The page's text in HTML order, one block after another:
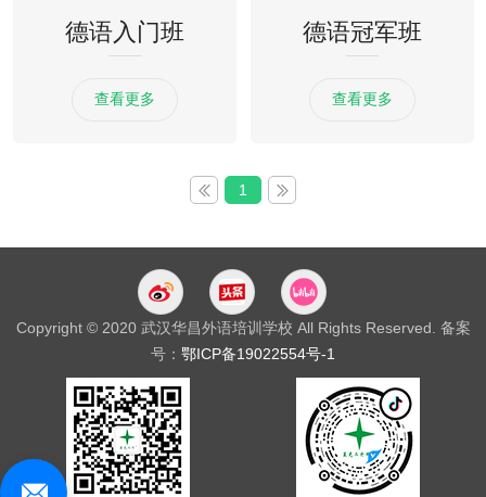
德语入门班
查看更多
德语冠军班
查看更多
1
Copyright © 2020 武汉华昌外语培训学校 All Rights Reserved. 备案
号： 鄂ICP备19022554号-1